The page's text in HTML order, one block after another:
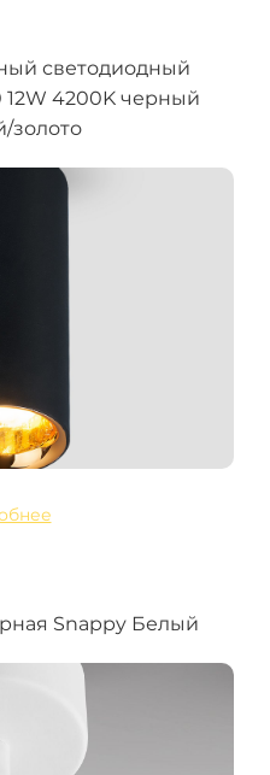
светодиодный
12W 4200K черный
золото
Snappy Белый